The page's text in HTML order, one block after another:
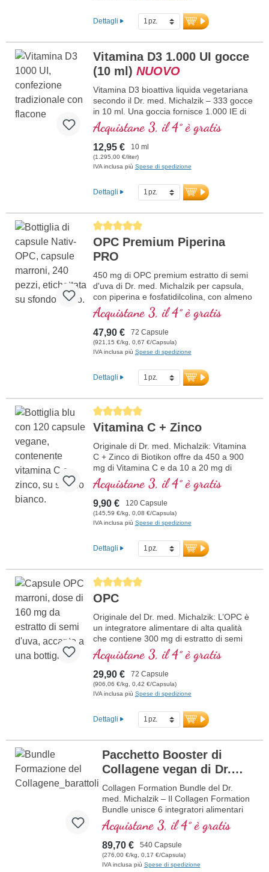
Questa combinazione ottimale supporta il
mantenimento di ossa normali,
sistema immunitario. Prodotto in
Germania senza ingegneria genetica, in
una produzione propria controllata attiva
da 25 anni, vegano, senza additivi e
testato in laboratorio. Sviluppato da
medici.
maggiori informazioni su Vitamina
D3 + K2
Dettagli
Vitamina D3 1.000 UI gocce
(10 ml) NUOVO
Vitamina D3 bioattiva liquida vegetariana
secondo il Dr. med. Michalzik – 333 gocce
in 10 ml. Una goccia fornisce 1.000 IE di
vitamina D3. Massima qualità premium.
Disciolta in olio di cocco MCT protettivo,
coltivato senza pesticidi, per una migliore
biodisponibilità. Questa combinazione
ottimale supporta il mantenimento di ossa
funzione muscolare e alla normale
funzione del sistema immunitario.
genetica, in una produzione propria
controllata attiva da 25 anni, vegetariano,
senza additivi e testato in laboratorio.
Sviluppato da medici.
maggiori informazioni su Vitamina
D3 + K2
Acquistane 3, il 4° è gratis
12,95 € 10 ml
(1.295,00 €/liter)
IVA inclusa più Spese di spedizione
Dettagli
Average rating of 5 out of 5 stars
OPC Premium Piperina
PRO
450 mg di OPC premium estratto di semi
d'uva di Dr. med. Michalzik per capsula,
con piperina e fosfatidilcolina, con almeno
240 mg di OPC puro
Acquistane 3, il 4° è gratis
47,90 € 72 Capsule
(921,15 €/kg, 0,67 €/Capsula)
IVA inclusa più Spese di spedizione
Dettagli
Average rating of 5 out of 5 stars
Vitamina C + Zinco
Originale di Dr. med. Michalzik: Vitamina
C + Zinco di Biotikon offre da 450 a 900
mg di Vitamina C e da 10 a 20 mg di
Zinco organico legato per dose
giornaliera. Questa combinazione
supporta il sistema immunitario e
contribuisce alla protezione delle cellule
dallo stress ossidativo. Il contenuto delle
Confezionato in una sigillatura priva di
alluminio, è ideale per l'integrazione
gli standard di qualità più elevati.
ulteriori informazioni su Vitamina C +
Zinco
Acquistane 3, il 4° è gratis
9,90 € 120 Capsule
(145,59 €/kg, 0,08 €/Capsula)
IVA inclusa più Spese di spedizione
Dettagli
Average rating of 5 out of 5 stars
OPC
Originale del Dr. med. Michalzik: L’OPC è
un integratore alimentare di alta qualità
che contiene 300 mg di estratto di semi
d’uva (Vitis vinifera) e 50 mg di vitamina C
per dose giornaliera (1 capsula). L’estratto
di semi d’uva è standardizzato al 95% di
polifenoli con almeno 160 mg di vero OPC
per capsula, offrendo così un’elevata
ulteriori informazioni sull’OPC
Acquistane 3, il 4° è gratis
29,90 € 72 Capsule
(906,06 €/kg, 0,42 €/Capsula)
IVA inclusa più Spese di spedizione
Dettagli
Pacchetto Booster di
Collagene vegan di Dr.
med. MichalzikNUOVO
Collagen Formation Bundle del Dr.
med. Michalzik – Il Collagen Formation
Bundle unisce 6 integratori alimentari
accuratamente coordinati con Glicina,
Prolina, Lisina, Ferro, Zinco e Vitamina
C, che contribuiscono alla normale
formazione di collagene per il normale
funzionamento della pelle e delle ossa.
Acquistane 3, il 4° è gratis
89,70 € 540 Capsule
(276,00 €/kg, 0,17 €/Capsula)
IVA inclusa più Spese di spedizione